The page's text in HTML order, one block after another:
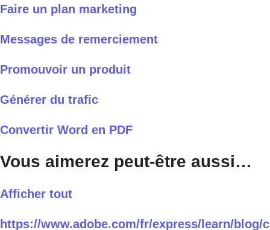
Faire un plan marketing
Messages de remerciement
Promouvoir un produit
Générer du trafic
Convertir Word en PDF
Vous aimerez peut-être aussi…
Afficher tout
https://www.adobe.com/fr/express/learn/blog/c